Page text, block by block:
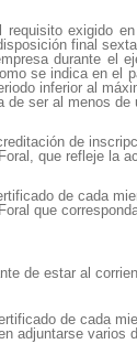
requisito exigido
final
durante el
se indica en el
inferior al
de ser al menos de
de
que refleje la
de cada
que
de estar al
de cada
adjuntarse varios